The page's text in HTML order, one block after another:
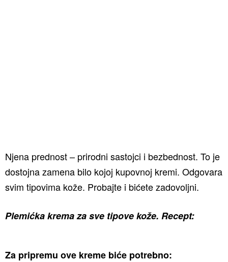
Njena prednost – prirodni sastojci i bezbednost. To je
dostojna zamena bilo kojoj kupovnoj kremi. Odgovara
svim tipovima kože. Probajte i bićete zadovoljni.
Plemićka krema za sve tipove kože. Recept:
Za pripremu ove kreme biće potrebno: